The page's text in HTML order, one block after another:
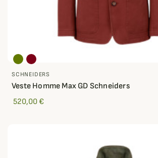
SCHNEIDERS
Veste Homme Max GD Schneiders
520,00 €